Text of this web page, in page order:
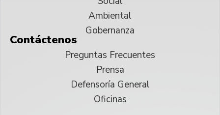
Ambiental
Gobernanza
Contáctenos
Preguntas Frecuentes
Prensa
Defensoría General
Oficinas